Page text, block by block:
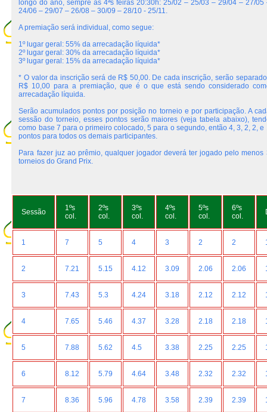
longo do ano, sempre às 4ªs feiras 20:30h: 25/02 – 25/03 – 29/04 – 27/05
24/06 – 29/07 – 26/08 – 30/09 – 28/10 - 25/11.
A premiação será individual, como segue:
1º lugar geral: 55% da arrecadação líquida*
2º lugar geral: 30% da arrecadação líquida*
3º lugar geral: 15% da arrecadação líquida*
* O valor da inscrição será de R$ 50,00. De cada inscrição, serão
R$ 10,00 para a premiação, que é o que está sendo considerado
arrecadação líquida.
Serão acumulados pontos por posição no torneio e por participação. A
sessão do torneio, esses pontos serão maiores (veja tabela abaixo),
como base 7 para o primeiro colocado, 5 para o segundo, então 4, 3, 2, 2, e
pontos para todos os demais participantes.
Para fazer juz ao prêmio, qualquer jogador deverá ter jogado pelo menos
torneios do Grand Prix.
Sessão
1ºs
col.
2ºs
col.
3ºs
col.
4ºs
col.
5ºs
col.
6ºs
col.
1 7 5 4 3 2 2
2 7.21 5.15 4.12 3.09 2.06 2.06
3 7.43 5.3 4.24 3.18 2.12 2.12
4 7.65 5.46 4.37 3.28 2.18 2.18
5 7.88 5.62 4.5 3.38 2.25 2.25
6 8.12 5.79 4.64 3.48 2.32 2.32
7 8.36 5.96 4.78 3.58 2.39 2.39